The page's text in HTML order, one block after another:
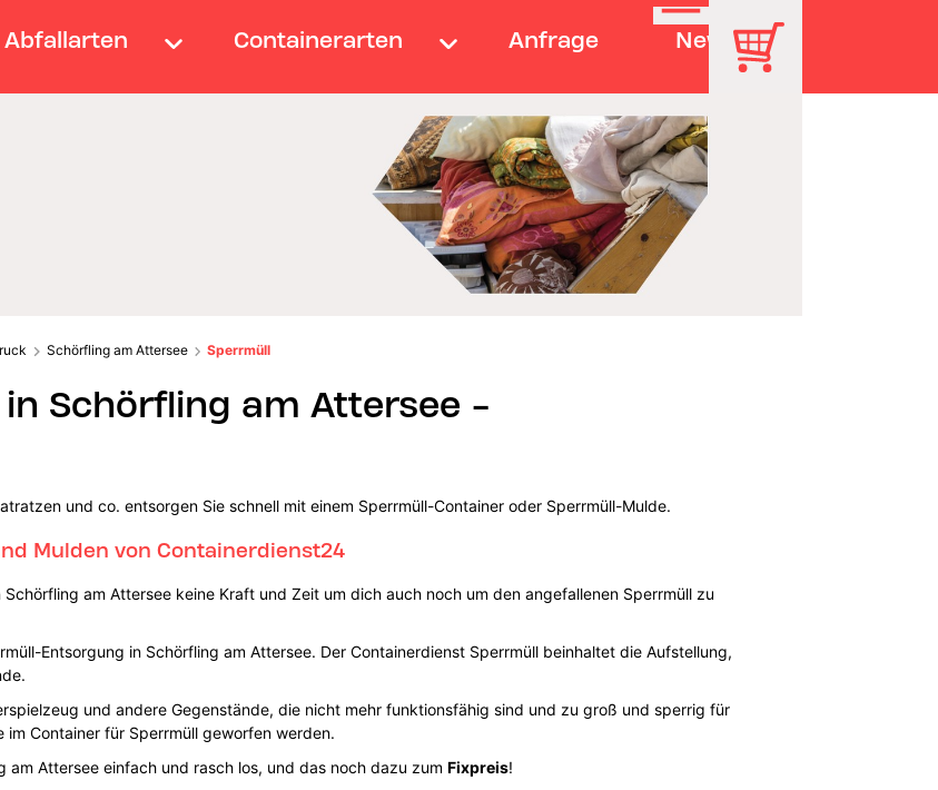
Abfallarten Containerarten Anfrage News
Schörfling am Attersee Sperrmüll
Schörfling am Attersee -
und co. entsorgen Sie schnell mit einem Sperrmüll-Container oder Sperrmüll-Mulde.
Mulden von Containerdienst24
am Attersee keine Kraft und Zeit um dich auch noch um den angefallenen Sperrmüll zu
Entsorgung in Schörfling am Attersee. Der Containerdienst Sperrmüll beinhaltet die Aufstellung,
und andere Gegenstände, die nicht mehr funktionsfähig sind und zu groß und sperrig für
Container für Sperrmüll geworfen werden.
Attersee einfach und rasch los, und das noch dazu zum Fixpreis!